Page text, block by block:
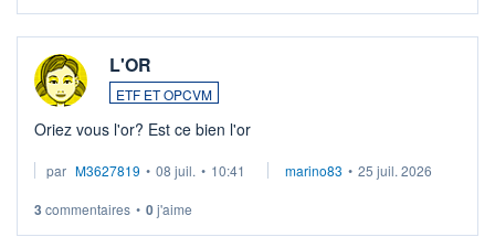
L'OR
ETF ET OPCVM
Oriez vous l'or? Est ce bien l'or
par M3627819 • 08 juil. • 10:41 marino83 • 25 juil. 2026
3 commentaires • 0j'aime